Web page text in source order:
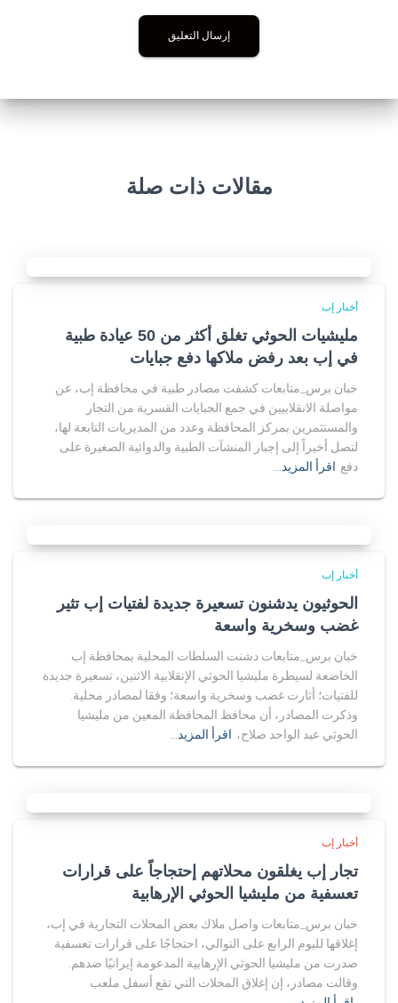
مقالات ذات صلة
أخبار إب
مليشيات الحوثي تغلق أكثر من 50 عيادة طبية
في إب بعد رفض ملاكها دفع جبايات
خبان برس_متابعات كشفت مصادر طبية في محافظة إب، عن
مواصلة الانقلابيين في جمع الجبايات القسرية من التجار
والمستثمرين بمركز المحافظة وعدد من المديريات التابعة لها،
لتصل أخيراً إلى إجبار المنشآت الطبية والدوائية الصغيرة على
دفع اقرأ المزيد…
أخبار إب
الحوثيون يدشنون تسعيرة جديدة لفتيات إب تثير
غضب وسخرية واسعة
خبان برس_متابعات دشنت السلطات المحلية بمحافظة إب
الخاضعة لسيطرة مليشيا الحوثي الإنقلابية الاثنين، تسعيرة جديدة
للفتيات؛ أثارت غضب وسخرية واسعة؛ وفقا لمصادر محلية.
وذكرت المصادر، أن محافظ المحافظة المعين من مليشيا
الحوثي عبد الواحد صلاح، اقرأ المزيد…
أخبار إب
تجار إب يغلقون محلاتهم إحتجاجاً على قرارات
تعسفية من مليشيا الحوثي الإرهابية
خبان برس_متابعات واصل ملاك بعض المحلات التجارية في إب،
إغلاقها لليوم الرابع على التوالي، احتجاجًا على قرارات تعسفية
صدرت من مليشيا الحوثي الإرهابية المدعومة إيرانيًا ضدهم.
وقالت مصادر، إن إغلاق المحلات التي تقع أسفل ملعب